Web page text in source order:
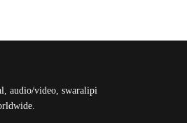
audio/video, swaralipi